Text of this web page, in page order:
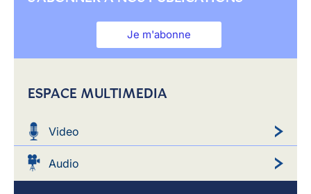
Je m'abonne
ESPACE MULTIMEDIA
Video
Audio